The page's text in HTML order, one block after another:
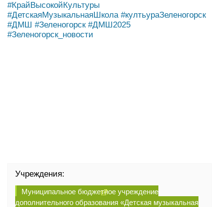
#КрайВысокойКультуры
#ДетскаяМузыкальнаяШкола #култьураЗеленогорск
#ДМШ #Зеленогорск #ДМШ2025
#Зеленогорск_новости
Учреждения:
Муниципальное бюджетное учреждение
дополнительного образования «Детская музыкальная